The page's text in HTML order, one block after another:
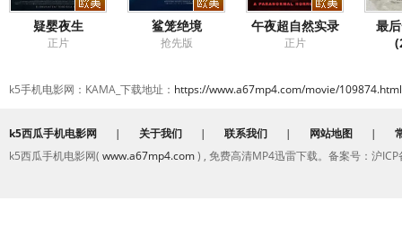
疑婴夜生
正片
鲨笼绝境
抢先版
午夜超自然实录
正片
最
k5手机电影网：KAMA_下载地址： https://www.a67mp4.com/movie/109874.html
k5西瓜手机电影网 | 关于我们 | 联系我们 | 网站地图 |
k5西瓜手机电影网( www.a67mp4.com) , 免费高清MP4迅雷下载。备案号：沪